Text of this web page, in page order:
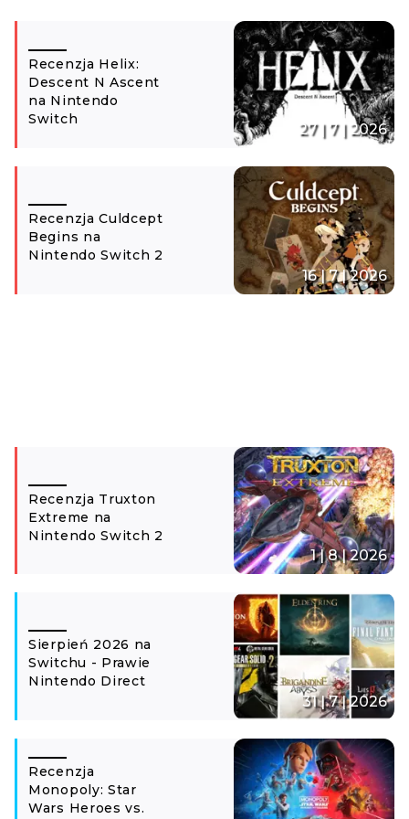
Recenzja Helix:
Descent N Ascent
na Nintendo
Switch
27 | 7 | 2026
Recenzja Culdcept
Begins na
Nintendo Switch 2
16 | 7 | 2026
Recenzja Truxton
Extreme na
Nintendo Switch 2
1 | 8 | 2026
Sierpień 2026 na
Switchu - Prawie
Nintendo Direct
31 | 7 | 2026
Recenzja
Monopoly: Star
Wars Heroes vs.